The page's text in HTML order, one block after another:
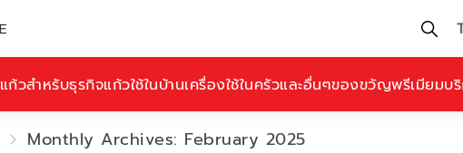
แก้วสำหรับธุรกิจแก้วใช้ในบ้านเครื่องใช้ในครัวและอื่นๆของขวัญพรีเมียมบ
Monthly Archives: February 2025